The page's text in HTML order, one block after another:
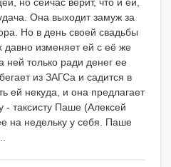
но сейчас верит, что и ей,
Она выходит замуж за
Но в день своей свадьбы
давно изменяет ей с её же
ней только ради денег ее
из ЗАГСа и садится в
ей некуда, и она предлагает
- таксисту Паше (Алексей
на недельку у себя. Паше